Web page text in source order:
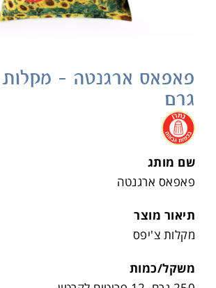
גרם
.
שם מותג
פאפאס ארגנטה
תיאור מוצר
מקלות צ'יפס
משקל/כמות